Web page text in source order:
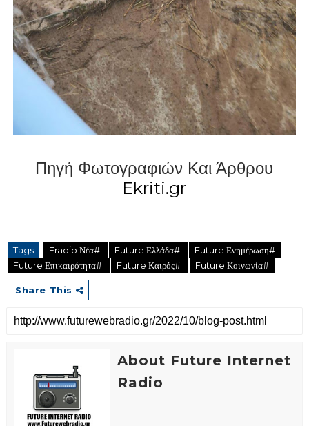
Πηγή Φωτογραφιών Και Άρθρου
Ekriti.gr
Tags Fradio Νέα# Future Ελλάδα#
Future Ενημέρωση#
Future Επικαιρότητα#
Future Καιρός# Future Κοινωνία#
Share This
About Future Internet
Radio